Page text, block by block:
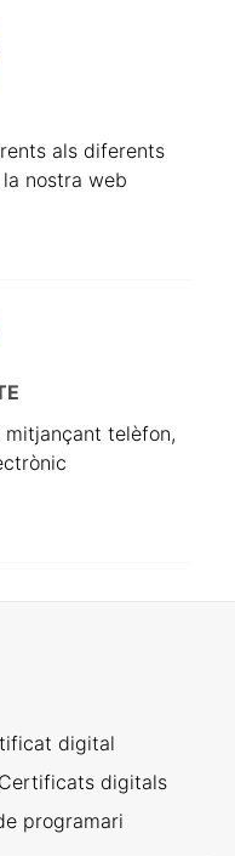
als diferents
nostra web
mitjançant telèfon,
digital
digitals
programari